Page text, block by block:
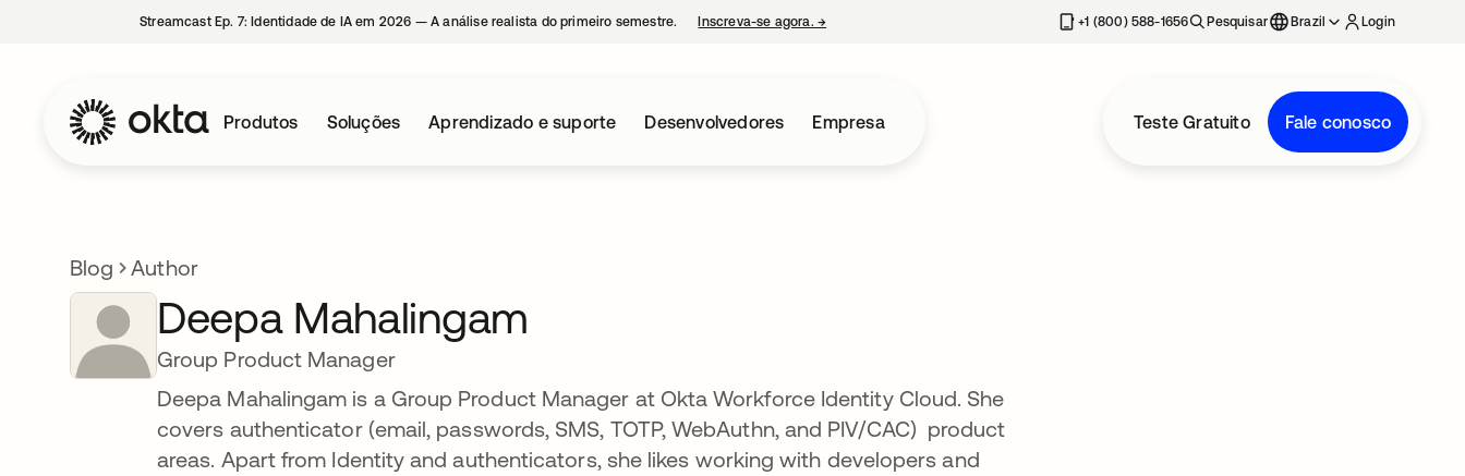
Streamcast Ep. 7: Identidade de IA em 2026 — A análise realista do primeiro semestre. Inscreva-se agora. → +1 (800) 588-1656 Pesquisar Brazil Login
Produtos Soluções Aprendizado e suporte Desenvolvedores Empresa Teste Gratuito Fale conosco
Blog Author
Deepa Mahalingam
Group Product Manager
Deepa Mahalingam is a Group Product Manager at Okta Workforce Identity Cloud. She
covers authenticator (email, passwords, SMS, TOTP, WebAuthn, and PIV/CAC) product
areas. Apart from Identity and authenticators, she likes working with developers and